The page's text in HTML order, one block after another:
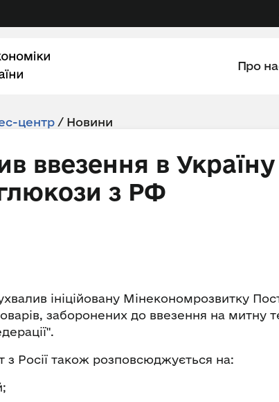
Про
центр / Новини
ввезення в Україну
з РФ
ініційовану Мінекономрозвитку
заборонених до ввезення на митну
з Росії також розповсюджується на: